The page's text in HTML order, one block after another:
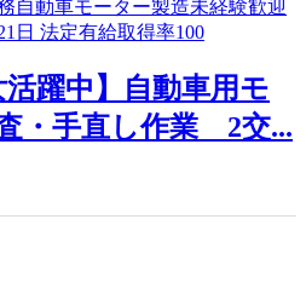
活躍中】自動車用モ
・手直し作業 2交...